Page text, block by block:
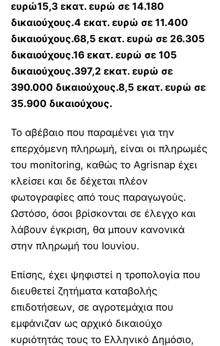
ευρώ15,3 εκατ. ευρώ σε 14.180
δικαιούχους.4 εκατ. ευρώ σε 11.400
δικαιούχους.68,5 εκατ. ευρώ σε 26.305
δικαιούχους.16 εκατ. ευρώ σε 105
δικαιούχους.397,2 εκατ. ευρώ σε
390.000 δικαιούχους.8,5 εκατ. ευρώ σε
35.900 δικαιούχους.
Το αβέβαιο που παραμένει για την
επερχόμενη πληρωμή, είναι οι πληρωμές
του monitoring, καθώς το Agrisnap έχει
κλείσει και δε δέχεται πλέον
φωτογραφίες από τους παραγωγούς.
Ωστόσο, όσοι βρίσκονται σε έλεγχο και
λάβουν έγκριση, θα μπουν κανονικά
στην πληρωμή του Ιουνίου.
Επίσης, έχει ψηφιστεί η τροπολογία που
διευθετεί ζητήματα καταβολής
επιδοτήσεων, σε αγροτεμάχια που
εμφάνιζαν ως αρχικό δικαιούχο
κυριότητάς τους το Ελληνικό Δημόσιο,